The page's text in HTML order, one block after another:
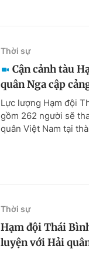
Thời sự
Cận cảnh tàu
quân Nga cập
Lực lượng Hạm đội
gồm 262 người sẽ
quân Việt Nam tại
Thời sự
Hạm đội Thái
luyện với Hải